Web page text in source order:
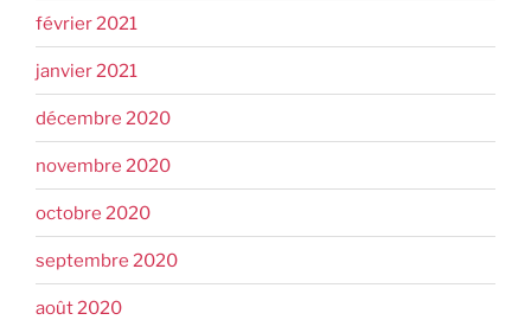
février 2021
janvier 2021
décembre 2020
novembre 2020
octobre 2020
septembre 2020
août 2020